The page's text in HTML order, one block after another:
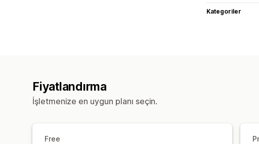
Kategoriler
Fiyatlandırma
İşletmenize en uygun planı seçin.
Free